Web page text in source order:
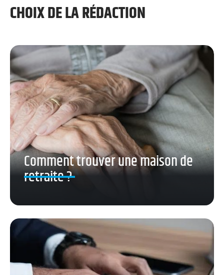
CHOIX DE LA RÉDACTION
Comment trouver une maison de
retraite ?